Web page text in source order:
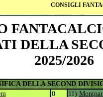
CONSIGLI
DELLA
2025/2026
DELLA SECOND
0 11)